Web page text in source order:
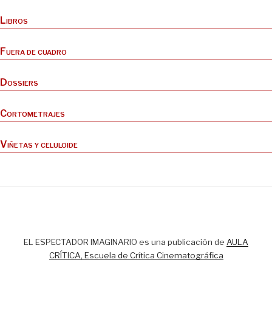
Libros
Fuera de cuadro
Dossiers
Cortometrajes
Viñetas y celuloide
EL ESPECTADOR IMAGINARIO es una publicación de AULA
CRÍTICA, Escuela de Crítica Cinematográfica